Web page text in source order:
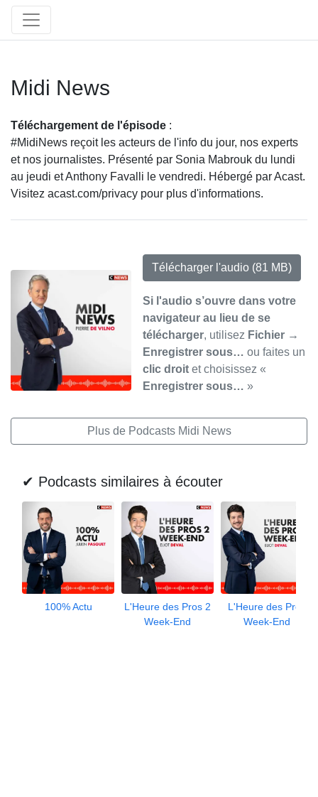
Midi News
Téléchargement de l'épisode :
#MidiNews reçoit les acteurs de l'info du jour, nos experts
et nos journalistes. Présenté par Sonia Mabrouk du lundi
au jeudi et Anthony Favalli le vendredi. Hébergé par Acast.
Visitez acast.com/privacy pour plus d'informations.
Télécharger l'audio (81 MB)
Si l'audio s’ouvre dans votre
navigateur au lieu de se
télécharger, utilisez Fichier →
Enregistrer sous… ou faites un
clic droit et choisissez «
Enregistrer sous… »
Plus de Podcasts Midi News
✔ Podcasts similaires à écouter
100% Actu
L'Heure des Pros 2
Week-End
L'Heure des Pros
Week-End